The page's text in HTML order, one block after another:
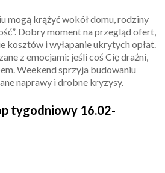
mogą krążyć wokół domu, rodziny
Dobry moment na przegląd ofert,
kosztów i wyłapanie ukrytych opłat.
z emocjami: jeśli coś Cię drażni,
Weekend sprzyja budowaniu
naprawy i drobne kryzysy.
tygodniowy 16.02-